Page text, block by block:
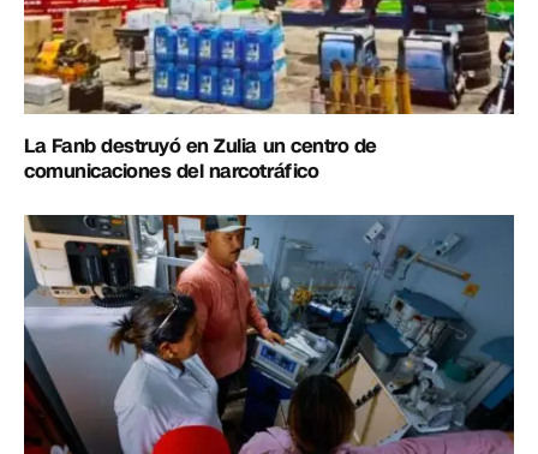
La Fanb destruyó en Zulia un centro de
comunicaciones del narcotráfico